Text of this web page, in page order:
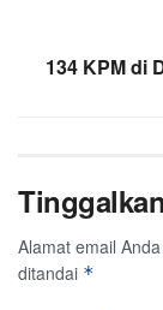
134 KPM di
Alamat email
ditandai *